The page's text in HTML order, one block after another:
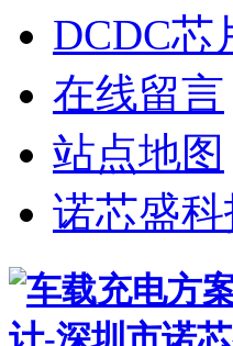
DCDC芯
在线留言
站点地图
诺芯盛